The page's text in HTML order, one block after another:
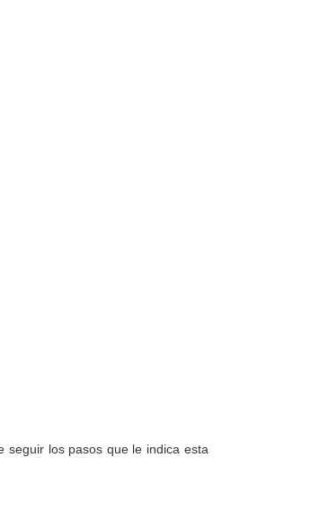
seguir los pasos que le indica esta